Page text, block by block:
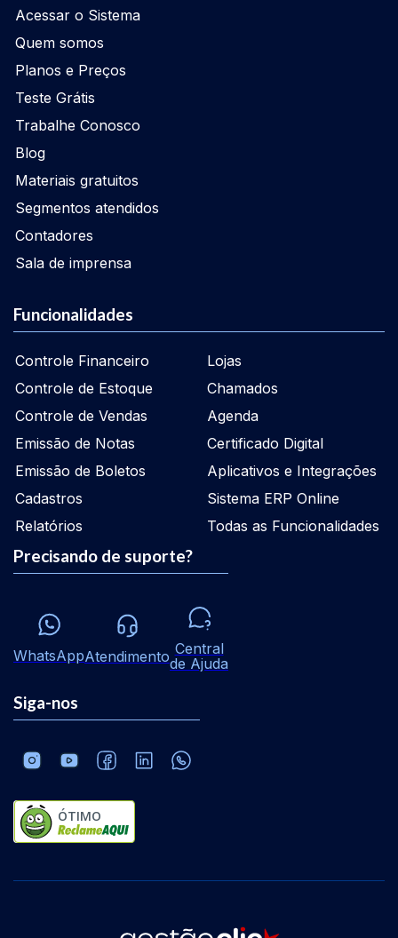
Acessar o Sistema
Quem somos
Planos e Preços
Teste Grátis
Trabalhe Conosco
Blog
Materiais gratuitos
Segmentos atendidos
Contadores
Sala de imprensa
Funcionalidades
Controle Financeiro
Controle de Estoque
Controle de Vendas
Emissão de Notas
Emissão de Boletos
Cadastros
Relatórios
Lojas
Chamados
Agenda
Certificado Digital
Aplicativos e Integrações
Sistema ERP Online
Todas as Funcionalidades
Precisando de suporte?
WhatsAppAtendimento Central
de Ajuda
Siga-nos
ÓTIMO